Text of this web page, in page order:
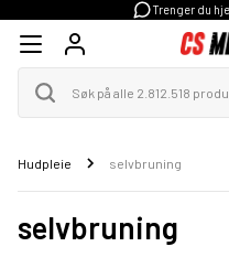
Trenger du
Hudpleie selvbruning
selvbruning